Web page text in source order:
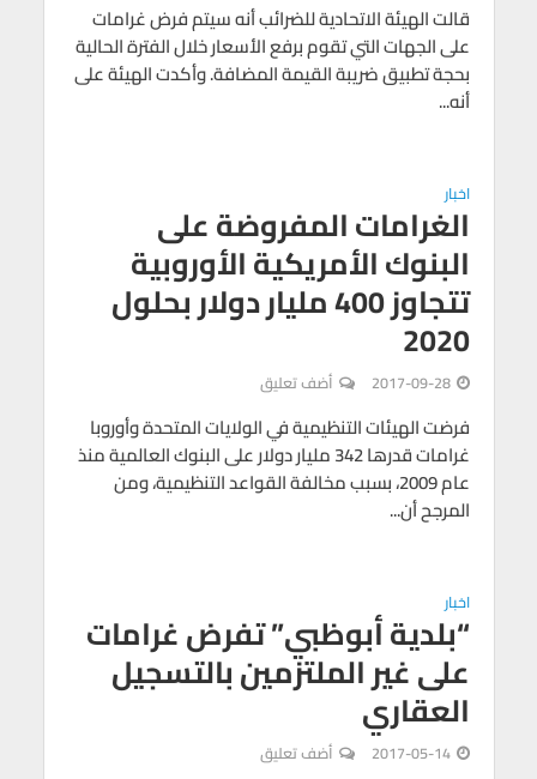
قالت الهيئة الاتحادية للضرائب أنه سيتم فرض غرامات
على الجهات التي تقوم برفع الأسعار خلال الفترة الحالية
بحجة تطبيق ضريبة القيمة المضافة. وأكدت الهيئة على
أنه...
اخبار
الغرامات المفروضة على
البنوك الأمريكية الأوروبية
تتجاوز 400 مليار دولار بحلول
2020
2017-09-28 أضف تعليق
فرضت الهيئات التنظيمية في الولايات المتحدة وأوروبا
غرامات قدرها 342 مليار دولار على البنوك العالمية منذ
عام 2009، بسبب مخالفة القواعد التنظيمية، ومن
المرجح أن...
اخبار
“بلدية أبوظبي” تفرض غرامات
على غير الملتزمين بالتسجيل
العقاري
2017-05-14 أضف تعليق